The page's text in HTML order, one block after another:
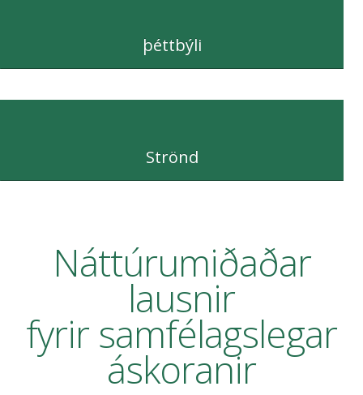
þéttbýli
Strönd
Náttúrumiðaðar
lausnir
fyrir samfélagslegar
áskoranir